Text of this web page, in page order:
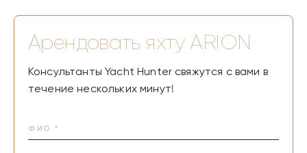
Арендовать яхту ARION
Консультанты Yacht Hunter свяжутся с вами в
течение нескольких минут!